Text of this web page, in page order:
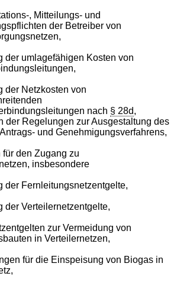
, Mitteilungs- und
der Betreiber von
der umlagefähigen Kosten von
der Netzkosten von
nach § 28d,
der Regelungen zur Ausgestaltung des
und Genehmigungsverfahrens,
den Zugang zu
insbesondere
der Fernleitungsnetzentgelte,
der Verteilernetzentgelte,
zur Vermeidung von
in Verteilernetzen,
für die Einspeisung von Biogas in